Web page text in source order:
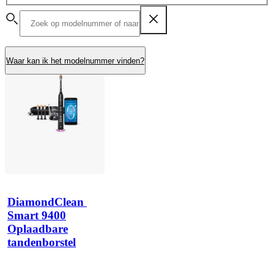
Waar kan ik het modelnummer vinden?
DiamondClean
Smart 9400
Oplaadbare
tandenborstel